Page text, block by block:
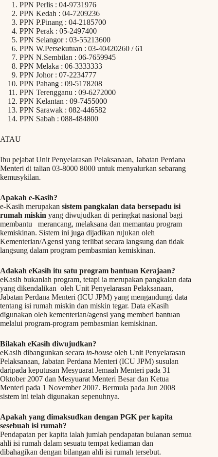
PPN Perlis : 04-9731976
PPN Kedah : 04-7209236
PPN P.Pinang : 04-2185700
PPN Perak : 05-2497400
PPN Selangor : 03-55213600
PPN W.Persekutuan : 03-40420260 / 61
PPN N.Sembilan : 06-7659945
PPN Melaka : 06-3333333
PPN Johor : 07-2234777
PPN Pahang : 09-5178208
PPN Terengganu : 09-6272000
PPN Kelantan : 09-7455000
PPN Sarawak : 082-446582
PPN Sabah : 088-484800
ATAU
Ibu pejabat Unit Penyelarasan Pelaksanaan, Jabatan Perdana
Menteri di talian 03-8000 8000 untuk menyalurkan sebarang
kemusykilan.
Apakah e-Kasih?
e-Kasih merupakan sistem pangkalan data bersepadu isi
rumah miskin yang diwujudkan di peringkat nasional bagi
membantu merancang, melaksana dan memantau program
kemiskinan. Sistem ini juga dijadikan rujukan oleh
Kementerian/Agensi yang terlibat secara langsung dan tidak
langsung dalam program pembasmian kemiskinan.
Adakah eKasih itu satu program bantuan Kerajaan?
eKasih bukanlah program, tetapi ia merupakan pangkalan data
yang dikendalikan oleh Unit Penyelarasan Pelaksanaan,
Jabatan Perdana Menteri (ICU JPM) yang mengandungi data
tentang isi rumah miskin dan miskin tegar. Data eKasih
digunakan oleh kementerian/agensi yang memberi bantuan
melalui program-program pembasmian kemiskinan.
Bilakah eKasih diwujudkan?
eKasih dibangunkan secara in-house oleh Unit Penyelarasan
Pelaksanaan, Jabatan Perdana Menteri (ICU JPM) susulan
daripada keputusan Mesyuarat Jemaah Menteri pada 31
Oktober 2007 dan Mesyuarat Menteri Besar dan Ketua
Menteri pada 1 November 2007. Bermula pada Jun 2008
sistem ini telah digunakan sepenuhnya.
Apakah yang dimaksudkan dengan PGK per kapita
sesebuah isi rumah?
Pendapatan per kapita ialah jumlah pendapatan bulanan semua
ahli isi rumah dalam sesuatu tempat kediaman dan
dibahagikan dengan bilangan ahli isi rumah tersebut.